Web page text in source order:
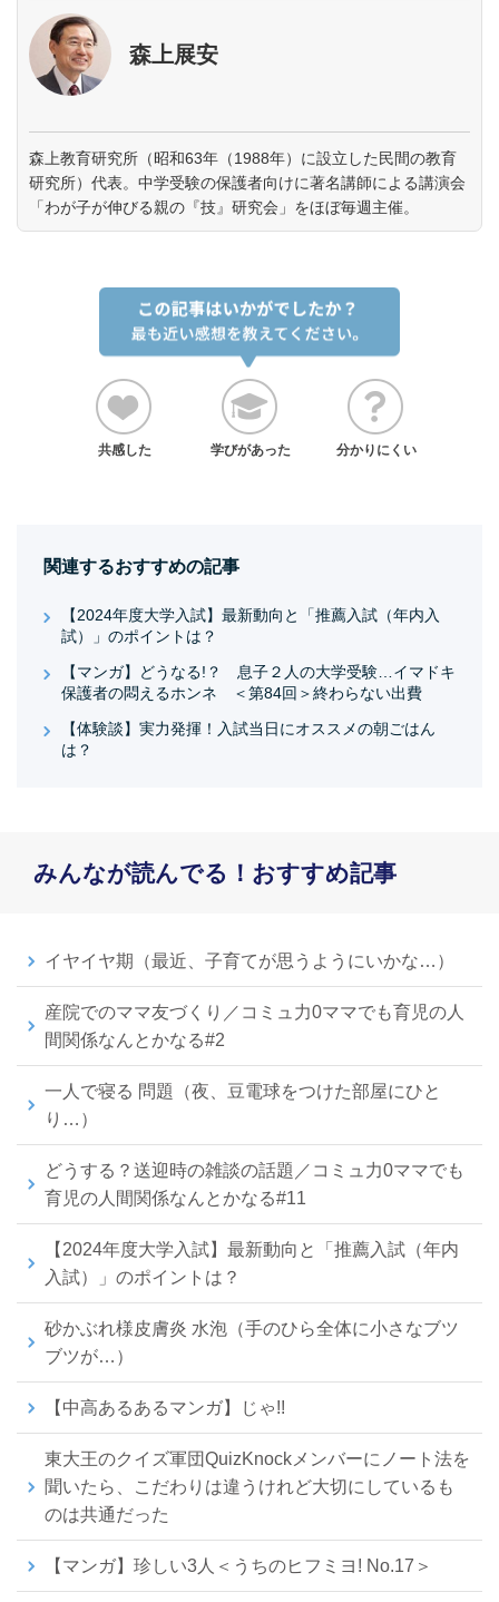
森上展安
森上教育研究所（昭和63年（1988年）に設立した民間の教育
研究所）代表。中学受験の保護者向けに著名講師による講演会
「わが子が伸びる親の『技』研究会」をほぼ毎週主催。
共感した 学びがあった 分かりにくい
関連するおすすめの記事
【2024年度大学入試】最新動向と「推薦入試（年内入
試）」のポイントは？
【マンガ】どうなる!？ 息子２人の大学受験…イマドキ
保護者の悶えるホンネ ＜第84回＞終わらない出費
【体験談】実力発揮！入試当日にオススメの朝ごはん
は？
みんなが読んでる！おすすめ記事
イヤイヤ期（最近、子育てが思うようにいかな…）
産院でのママ友づくり／コミュ力0ママでも育児の人
間関係なんとかなる#2
一人で寝る 問題（夜、豆電球をつけた部屋にひと
り…）
どうする？送迎時の雑談の話題／コミュ力0ママでも
育児の人間関係なんとかなる#11
【2024年度大学入試】最新動向と「推薦入試（年内
入試）」のポイントは？
砂かぶれ様皮膚炎 水泡（手のひら全体に小さなブツ
ブツが…）
【中高あるあるマンガ】じゃ!!
東大王のクイズ軍団QuizKnockメンバーにノート法を
聞いたら、こだわりは違うけれど大切にしているも
のは共通だった
【マンガ】珍しい3人＜うちのヒフミヨ! No.17＞